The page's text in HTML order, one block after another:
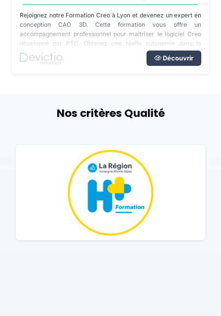
Rejoignez notre Formation Creo à Lyon et devenez un expert en
conception CAO 3D. Cette formation vous offre un
accompagnement professionnel pour maîtriser le logiciel Creo
développé par PTC. Obtenez une réelle autonomie dans la
conception de pièces, d'assemblages en 3D et de mises en plan.
Découvrir
Nos critères Qualité